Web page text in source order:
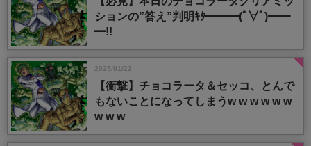
ションの”答え”判明ｷﾀ━━━(ﾟ∀ﾟ)━━
━!!
2025/01/22
【衝撃】チョコラータ＆セッコ、とんで
もないことになってしまうw w w w w w
w w w